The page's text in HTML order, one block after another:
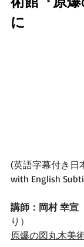
に
(英語字幕付き日
with English
講師：岡村 幸宣
り）
原爆の図丸木美